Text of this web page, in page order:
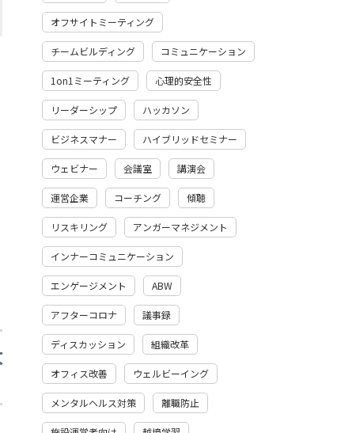
オフサイトミーティング
チームビルディング コミュニケーション
1on1ミーティング 心理的安全性
リーダーシップ ハッカソン
ビジネスマナー ハイブリッドセミナー
ウェビナー 会議室 講演会
運営企業 コーチング 傾聴
リスキリング アンガーマネジメント
インナーコミュニケーション
エンゲージメント ABW
アフターコロナ 議事録
ディスカッション 組織改革
オフィス改善 ウェルビーイング
メンタルヘルス対策 離職防止